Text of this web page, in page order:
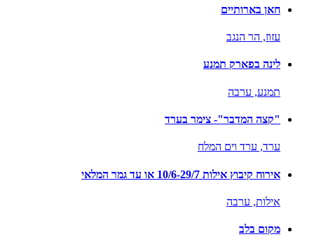
חאן בארותיים
עזוז, הר הנגב
לינה בפארק תמנע
תמנע, ערבה
"קצה המדבר"- צימר בערד
ערד, ערד וים המלח
אירוח קיבוץ אילות 10/6-29/7 או עד גמר המלאי
אילות, ערבה
מקום בלב